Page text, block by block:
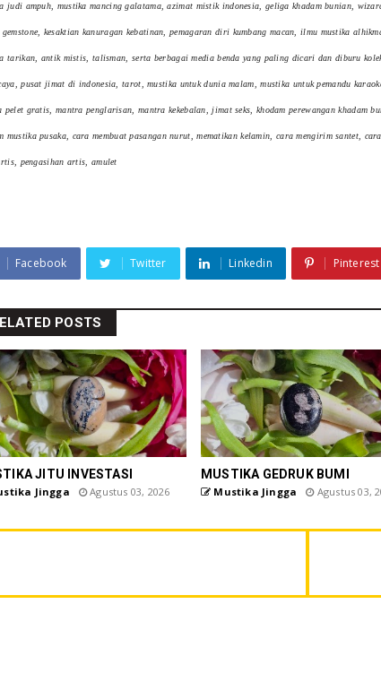
judi ampuh, mustika mancing galatama, azimat mistik indonesia, geliga khadam bunian,
kesaktian kanuragan kebatinan, pemagaran diri kumbang macan, ilmu mustika
tarikan, antik mistis, talisman, serta berbagai media benda yang paling dicari dan diburu
pusat jimat di indonesia, tarot, mustika untuk dunia malam, mustika untuk pemandu
pelet gratis, mantra penglarisan, mantra kekebalan, jimat seks, khodam perewangan
mustika pusaka, cara membuat pasangan nurut, mematikan kelamin, cara mengirim santet,
pengasihan artis, amulet
Facebook Twitter Linkedin Pinterest
POSTS
JITU INVESTASI
Jingga Agustus 03, 2026
MUSTIKA GEDRUK BUMI
Mustika Jingga Agustus 03,